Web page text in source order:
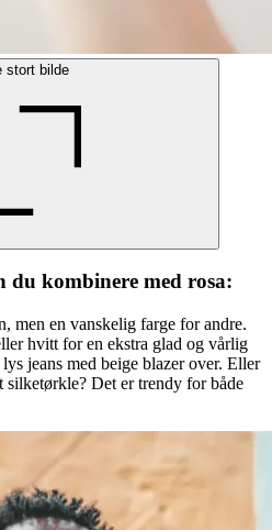
stort bilde
du kombinere med rosa:
men en vanskelig farge for andre.
hvitt for en ekstra glad og vårlig
jeans med beige blazer over. Eller
silketørkle? Det er trendy for både